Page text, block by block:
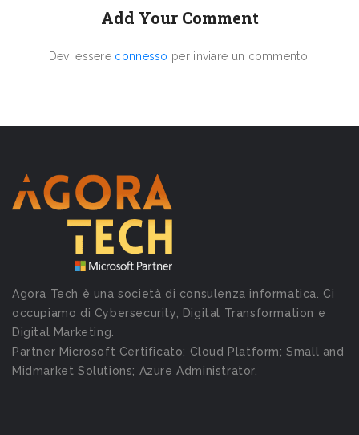
Add Your Comment
Devi essere connesso per inviare un commento.
Agora Tech è una società di consulenza informatica. Ci
occupiamo di Cybersecurity, Digital Transformation e
Digital Marketing.
Partner Microsoft Certificato: Cloud Platform; Small and
Midmarket Solutions; Azure Administrator.